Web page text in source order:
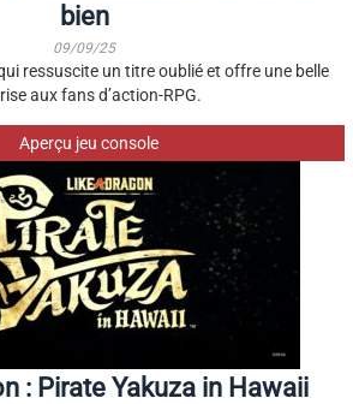
bien
09/09/25
ressuscite un titre oublié et offre une belle
aux fans d’action-RPG.
Aperçu jeu console
: Pirate Yakuza in Hawaii